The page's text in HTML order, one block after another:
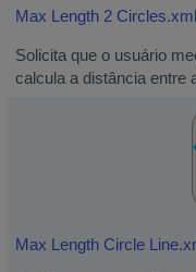
Max Length 2 Circles.xml
Solicita que o usuário
calcula a distância entre
Max Length Circle